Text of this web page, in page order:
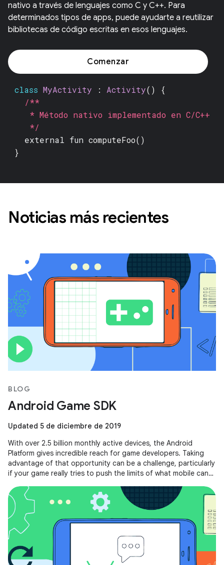
nativo a través de lenguajes como C y C++. Para
determinados tipos de apps, puede ayudarte a reutilizar
bibliotecas de código escritas en esos lenguajes.
Comenzar
class MyActivity : Activity() {
/**
* Método nativo implementado en C/C++
*/
external funcomputeFoo()
}
Noticias más recientes
BLOG
Android Game SDK
Updated 5 de diciembre de 2019
With over 2.5 billion monthly active devices, the Android
Platform gives incredible reach for game developers. Taking
advantage of that opportunity can be a challenge, particularly
if your game really tries to push the limits of what mobile can